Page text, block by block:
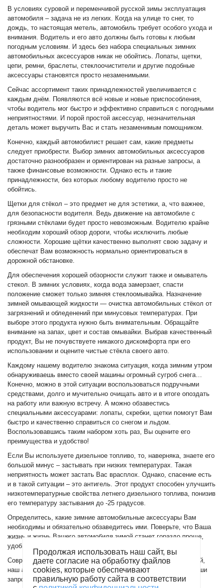
В условиях суровой и переменчивой русской зимы эксплуатация
автомобиля – задача не из легких. Когда на улице то снег, то
дождь, то настоящая метель, автомобиль требует особого ухода и
внимания. Водитель и его авто должны быть готовы к любым
погодным условиям. И здесь без набора специальных зимних
автомобильных аксессуаров никак не обойтись. Лопаты, щетки,
цепи, ремни, браслеты, стеклоочистители и другие подобные
аксессуары становятся просто незаменимыми.
Сейчас ассортимент таких принадлежностей увеличивается с
каждым днём. Появляются всё новые и новые приспособления,
чтобы водитель мог быстро и эффективно справиться с погодными
неприятностями. И порой простой аксессуар, незначительная
деталь может выручить Вас и стать незаменимым помощником.
Конечно, каждый автомобилист решает сам, какие предметы
следует приобрести. Выбор зимних автомобильных аксессуаров
достаточно разнообразен и ориентирован на разные запросы, а
также финансовые возможности. Однако есть и такие
принадлежности, без которых любому водителю просто не
обойтись.
Щетки для стёкол – это предмет не для эстетики, а, что важнее,
для безопасности водителя. Ведь движение на автомобиле с
грязными стёклами будет просто невозможным. Водителю крайне
необходим хороший обзор дороги, чтобы исключить любые
сложности. Хорошие щётки качественно выполнят свою задачу и
обеспечат Вам возможность нормально ориентироваться в
дорожной обстановке.
Для обеспечения хорошей обзорности служит также и омыватель
стекол. В зимних условиях, когда вода замерзает, спасти
положение сможет только зимняя стеклоомывайка. Назначение
зимней омывающей жидкости — очистка автомобильных стёкол от
загрязнений и обледенений при минусовых температурах. При
выборе этого продукта нужно быть внимательным. Обращайте
внимание на запах, цвет и состав омывайки. Выбрав качественный
продукт, Вы не почувствуете никакого дискомфорта при его
использовании и оцените чистые стёкла своего авто.
Каждому нашему водителю знакома ситуация, когда зимним утром
обнаруживаешь вместо своей машины огромный сугроб снега…
Конечно, можно в этой ситуации воспользоваться подручными
средствами, долго и мучительно очищать авто и в итоге опоздать
на работу или важную встречу. А можно обзавестись
специальными аксессуарами: лопаты, скребки, щетки помогут Вам
быстро и качественно справиться со снегом и льдом.
Воспользовавшись таким набором хоть раз, Вы оцените его
преимущества и удобство!
Если Вы используете дизельное топливо, то, наверняка, знаете его
большой минус – застывать при низких температурах. Такая
неприятность может застать Вас врасплох. Однако, спасение есть
и в такой ситуации – это антигель. Этот продукт способен улучшить
низкотемпературные свойства летнего дизельного топлива, понизив
его температуру застывания до -25 градусов.
Определитесь, какие зимние автомобильные аксессуары Вам
необходимы и обязательно обзаведитесь ими. Поверьте, что Ваша
жизнь и жизнь Вашего автомобиля зимой станет гораздо проще,
удобнее и приятнее.
Современные автомобили насыщены различной автоэлектрикой,
наш ассортимент автоэлектрикисможет удовлетворить все ваши
запросы.
Продолжая использовать наш сайт, вы
даете согласие на обработку файлов
cookies, которые обеспечивают
правильную работу сайта в соответствии